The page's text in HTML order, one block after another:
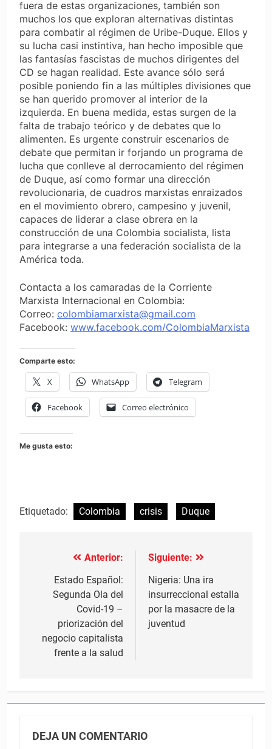
fuera de estas organizaciones, también son
muchos los que exploran alternativas distintas
para combatir al régimen de Uribe-Duque. Ellos y
su lucha casi instintiva, han hecho imposible que
las fantasías fascistas de muchos dirigentes del
CD se hagan realidad. Este avance sólo será
posible poniendo fin a las múltiples divisiones que
se han querido promover al interior de la
izquierda. En buena medida, estas surgen de la
falta de trabajo teórico y de debates que lo
alimenten. Es urgente construir escenarios de
debate que permitan ir forjando un programa de
lucha que conlleve al derrocamiento del régimen
de Duque, así como formar una dirección
revolucionaria, de cuadros marxistas enraizados
en el movimiento obrero, campesino y juvenil,
capaces de liderar a clase obrera en la
construcción de una Colombia socialista, lista
para integrarse a una federación socialista de la
América toda.
Contacta a los camaradas de la Corriente
Marxista Internacional en Colombia:
Correo: colombiamarxista@gmail.com
Facebook: www.facebook.com/ColombiaMarxista
Comparte esto:
X WhatsApp Telegram
Facebook Correo electrónico
Me gusta esto:
Etiquetado: Colombia crisis Duque
Navegación
entradas
Anterior:
Estado Español:
Segunda Ola del
Covid-19 –
priorización del
negocio capitalista
frente a la salud
Siguiente:
Nigeria: Una ira
insurreccional estalla
por la masacre de la
juventud
DEJA UN COMENTARIO